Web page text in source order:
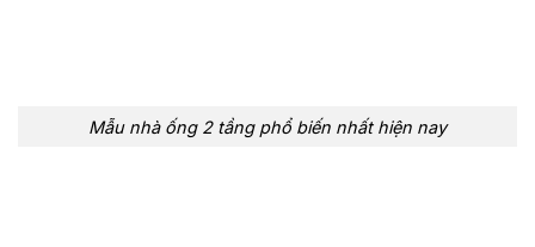
Mẫu nhà ống 2 tầng phổ biến nhất hiện nay